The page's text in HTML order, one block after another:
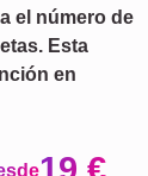
el número de
Esta
en
19 €